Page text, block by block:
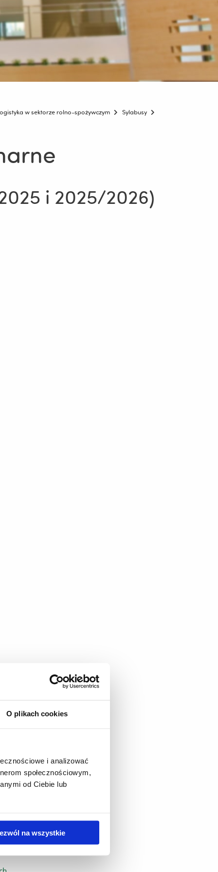
O plikach cookies
i analizować
społecznościowym,
od Ciebie lub
na wszystkie
w sektorze rolno-spożywczym
Sylabusy
i 2025/2026)